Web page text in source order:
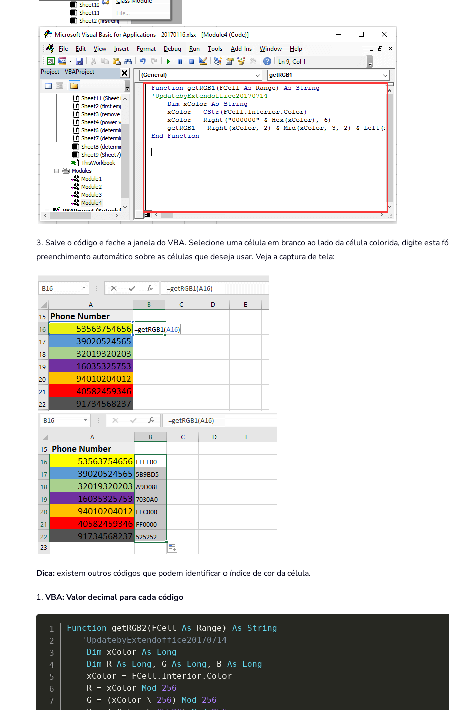
3. Salve o código e feche a janela do VBA. Selecione uma célula em branco ao lado da célula colorida, digite esta
preenchimento automático sobre as células que deseja usar. Veja a captura de tela:
Dica:existem outros códigos que podem identificar o índice de cor da célula.
1. VBA: Valor decimal para cada código
Function getRGB2 ( FCell As Range ) As
String
'UpdatebyExtendoffice20170714
Dim xColor As
Long
Dim R As Long , G As Long , B As
Long
    xColor
= FCell . Interior . Color
    R
= xColor Mod
256
    G
= ( xColor \ 256 ) Mod
256